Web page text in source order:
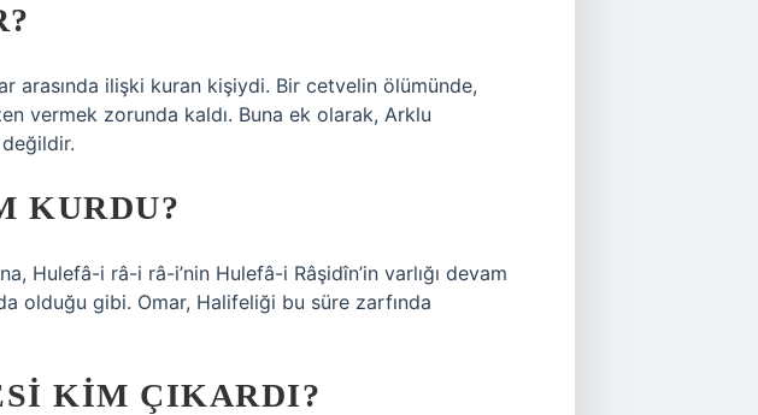
arasında ilişki kuran kişiydi. Bir cetvelin ölümünde,
vermek zorunda kaldı. Buna ek olarak, Arklu
KURDU?
Hulefâ-i râ-i râ-i’nin Hulefâ-i Râşidîn’in varlığı devam
olduğu gibi. Omar, Halifeliği bu süre zarfında
KIM ÇIKARDI?